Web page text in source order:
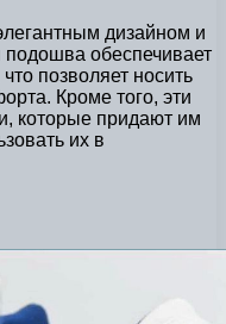
дизайном и
обеспечивает
позволяет носить
Кроме того, эти
которые придают им
их в